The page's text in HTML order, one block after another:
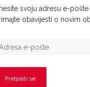
svoju adresu e-
obavijesti o novim